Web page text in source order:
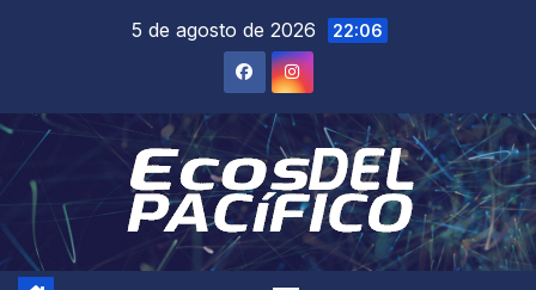
5 de agosto de 2026 22:06